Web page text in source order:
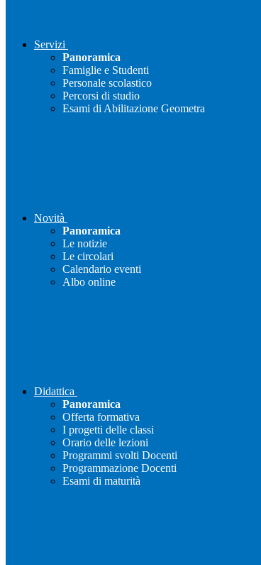
Servizi
Panoramica
Famiglie e Studenti
Personale scolastico
Percorsi di studio
Esami di Abilitazione Geometra
Novità
Panoramica
Le notizie
Le circolari
Calendario eventi
Albo online
Didattica
Panoramica
Offerta formativa
I progetti delle classi
Orario delle lezioni
Programmi svolti Docenti
Programmazione Docenti
Esami di maturità